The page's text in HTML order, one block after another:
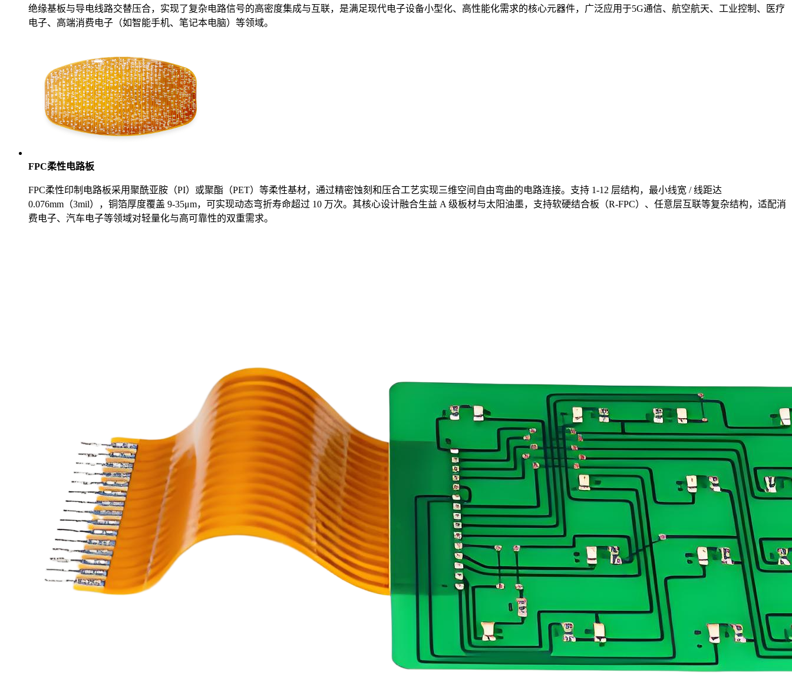
绝缘基板与导电线路交替压合，实现了复杂电路信号的高密度集成与互联，是满足现代电子设备小型化、高性能化需求的核心元器件，广泛应用于5G通信、航空航天、工业控制、医疗
电子、高端消费电子（如智能手机、笔记本电脑）等领域。
FPC柔性电路板
FPC柔性印制电路板采用聚酰亚胺（PI）或聚酯（PET）等柔性基材，通过精密蚀刻和压合工艺实现三维空间自由弯曲的电路连接。支持 1-12 层结构，最小线宽 / 线距达
0.076mm（3mil），铜箔厚度覆盖 9-35μm，可实现动态弯折寿命超过 10 万次。其核心设计融合生益 A 级板材与太阳油墨，支持软硬结合板（R-FPC）、任意层互联等复杂结构，适配消
费电子、汽车电子等领域对轻量化与高可靠性的双重需求。